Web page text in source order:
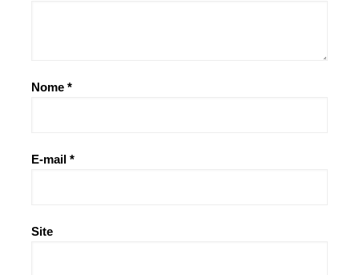
Nome *
E-mail *
Site